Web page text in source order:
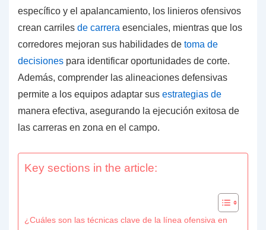
específico y el apalancamiento, los linieros ofensivos
crean carriles de carrera esenciales, mientras que los
corredores mejoran sus habilidades de toma de
decisiones para identificar oportunidades de corte.
Además, comprender las alineaciones defensivas
permite a los equipos adaptar sus estrategias de
manera efectiva, asegurando la ejecución exitosa de
las carreras en zona en el campo.
Key sections in the article:
¿Cuáles son las técnicas clave de la línea ofensiva en